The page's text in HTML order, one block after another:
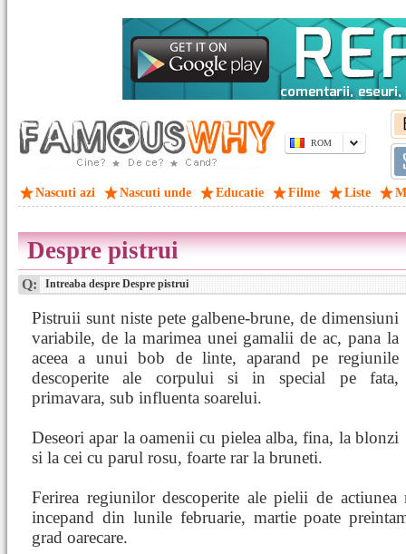
ROM
Nascuti azi Nascuti unde Educatie Filme Liste
Despre pistrui
Q: Intreaba despre Despre pistrui
Pistruii sunt niste pete galbene-brune, de dimensiuni
variabile, de la marimea unei gamalii de ac, pana la
aceea a unui bob de linte, aparand pe regiunile
descoperite ale corpului si in special pe fata,
primavara, sub influenta soarelui.
Deseori apar la oamenii cu pielea alba, fina, la blonzi
si la cei cu parul rosu, foarte rar la bruneti.
Ferirea regiunilor descoperite ale pielii de actiunea
incepand din lunile februarie, martie poate
grad oarecare.